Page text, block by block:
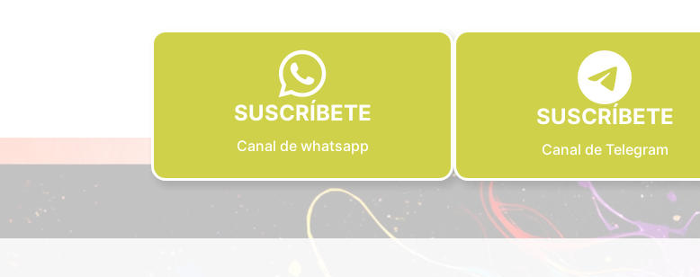
SUSCRÍBETE
Canal de whatsapp
SUSCRÍBETE
Canal de Telegram